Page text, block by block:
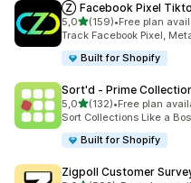
Ⓩ Facebook Pixel
5,05 yıldız üzerinden
(159)
toplam 159 değerlendirme
•Free plan
Track Facebook Pixel,
Built for Shopify
Sort'd ‑ Prime
5,05 yıldız üzerinden
(132)
toplam 132 değerlendirme
•Free plan
Sort Collections Like a
Built for Shopify
Zigpoll Customer